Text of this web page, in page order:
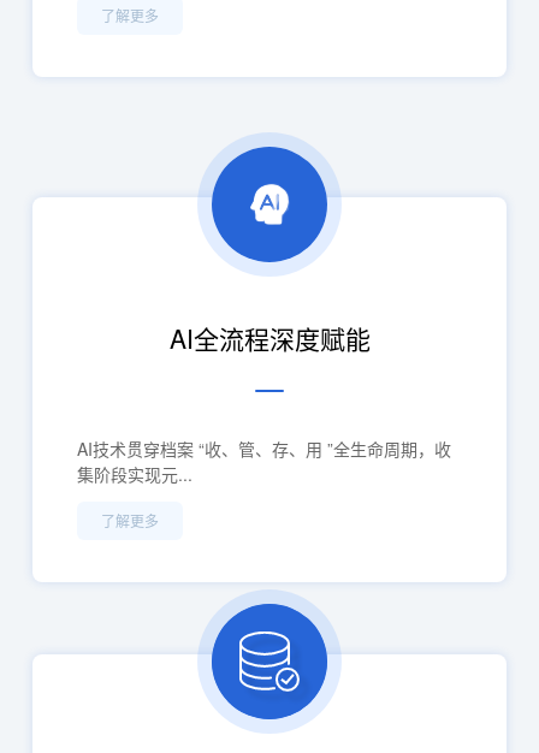
了解更多
AI全流程深度赋能
AI技术贯穿档案 “收、管、存、用 ”全生命周期，收
集阶段实现元...
了解更多